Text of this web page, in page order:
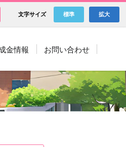
拡大
標準
文字サイズ
金情報 お問い合わせ